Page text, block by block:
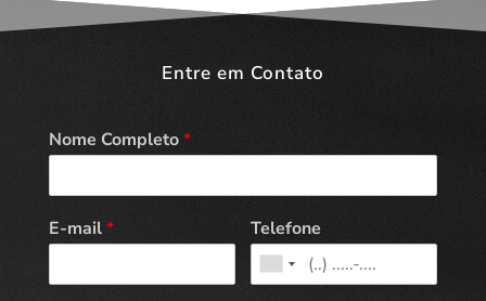
Entre em Contato
Nome Completo*
E-mail* Telefone